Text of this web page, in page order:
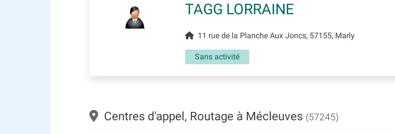
TAGG LORRAINE
11 rue de la Planche Aux Joncs, 57155, Marly
Sans activité
Centres d'appel, Routage à Mécleuves (57245)